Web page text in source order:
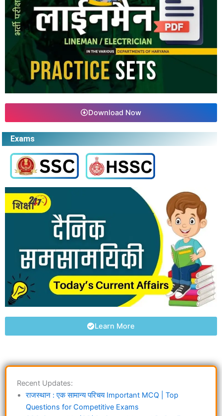
Download Now
Exams
Learn More
Recent Updates:
राजस्थान : एक सामान्य परिचय Important MCQ | Top
Questions for Competitive Exams